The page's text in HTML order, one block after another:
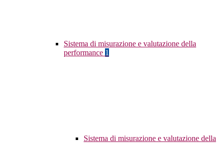
Sistema di misurazione e valutazione della
performance 1
Sistema di misurazione e valutazione della